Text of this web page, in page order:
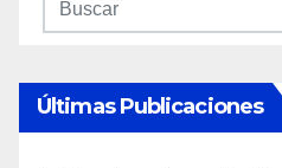
Últimas Publicaciones